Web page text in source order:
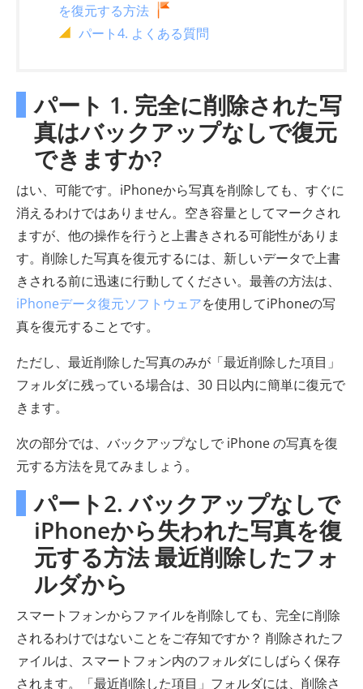
を復元する方法
パート4. よくある質問
パート 1. 完全に削除された写
真はバックアップなしで復元
できますか?
はい、可能です。iPhoneから写真を削除しても、すぐに
消えるわけではありません。空き容量としてマークされ
ますが、他の操作を行うと上書きされる可能性がありま
す。削除した写真を復元するには、新しいデータで上書
きされる前に迅速に行動してください。最善の方法は、
iPhoneデータ復元ソフトウェアを使用してiPhoneの写
真を復元することです。
ただし、最近削除した写真のみが「最近削除した項目」
フォルダに残っている場合は、30 日以内に簡単に復元で
きます。
次の部分では、バックアップなしで iPhone の写真を復
元する方法を見てみましょう。
パート2. バックアップなしで
iPhoneから失われた写真を復
元する方法 最近削除したフォ
ルダから
スマートフォンからファイルを削除しても、完全に削除
されるわけではないことをご存知ですか？ 削除されたフ
ァイルは、スマートフォン内のフォルダにしばらく保存
されます。「最近削除した項目」フォルダには、削除さ